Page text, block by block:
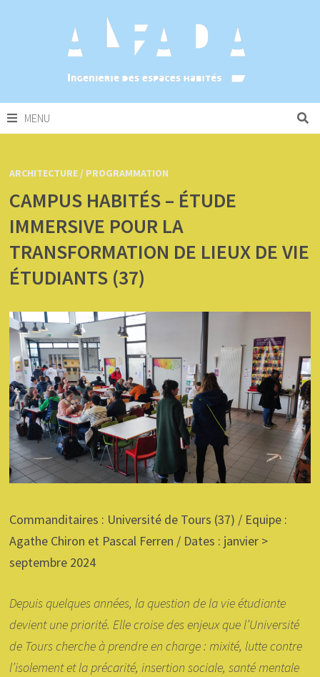
MENU
ARCHITECTURE / PROGRAMMATION
CAMPUS HABITÉS – ÉTUDE
IMMERSIVE POUR LA
TRANSFORMATION DE LIEUX DE VIE
ÉTUDIANTS (37)
Commanditaires : Université de Tours (37) / Equipe :
Agathe Chiron et Pascal Ferren / Dates : janvier >
septembre 2024
Depuis quelques années, la question de la vie étudiante
devient une priorité. Elle croise des enjeux que l’Université
de Tours cherche à prendre en charge : mixité, lutte contre
l’isolement et la précarité, insertion sociale, santé mentale